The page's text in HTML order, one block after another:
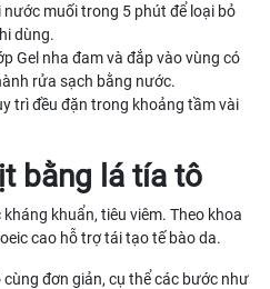
muối trong 5 phút để loại bỏ
dùng.
Gel nha đam và đắp vào vùng có
rửa sạch bằng nước.
trì đều đặn trong khoảng tầm vài
bằng lá tía tô
khuẩn, tiêu viêm. Theo khoa
cao hỗ trợ tái tạo tế bào da.
đơn giản, cụ thể các bước như